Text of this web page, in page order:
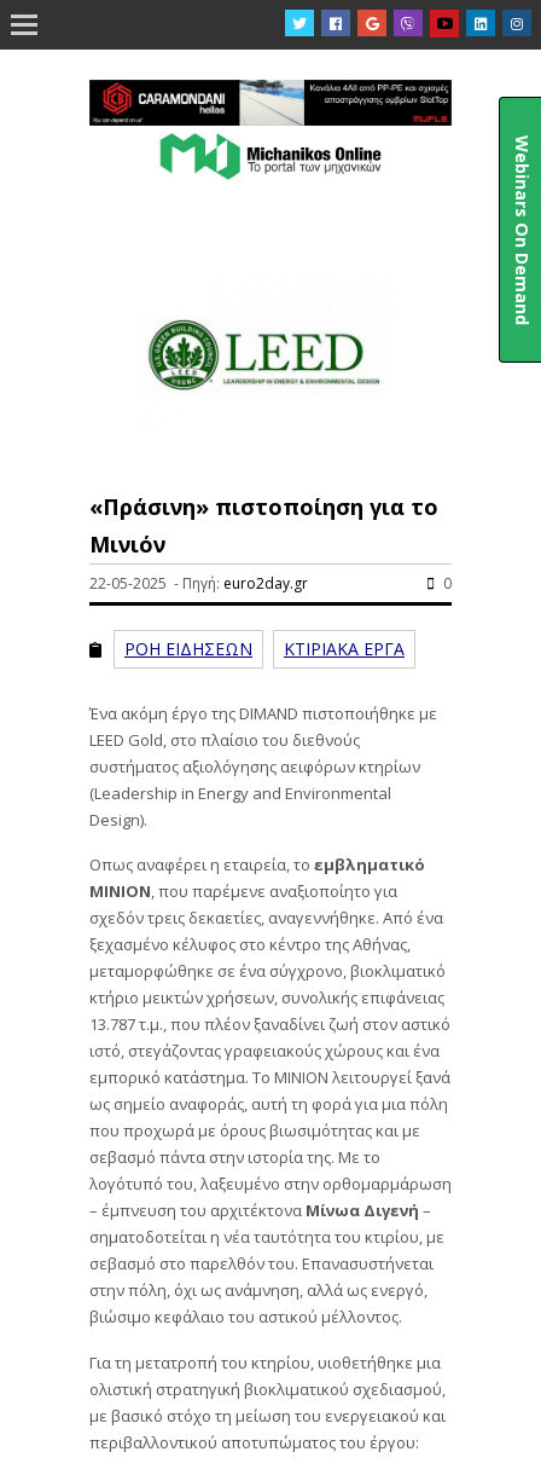

«Πράσινη» πιστοποίηση για το
Μινιόν
22-05-2025 - Πηγή: euro2day.gr 0
ΡΟΗ ΕΙΔΗΣΕΩΝ ΚΤΙΡΙΑΚΑ ΕΡΓΑ
Ένα ακόμη έργο της DIMAND πιστοποιήθηκε με
LEED Gold, στο πλαίσιο του διεθνούς
συστήματος αξιολόγησης αειφόρων κτηρίων
(Leadership in Energy and Environmental
Design).
Οπως αναφέρει η εταιρεία, το εμβληματικό
ΜΙΝΙΟΝ, που παρέμενε αναξιοποίητο για
σχεδόν τρεις δεκαετίες, αναγεννήθηκε. Από ένα
ξεχασμένο κέλυφος στο κέντρο της Αθήνας,
μεταμορφώθηκε σε ένα σύγχρονο, βιοκλιματικό
κτήριο μεικτών χρήσεων, συνολικής επιφάνειας
13.787 τ.μ., που πλέον ξαναδίνει ζωή στον αστικό
ιστό, στεγάζοντας γραφειακούς χώρους και ένα
εμπορικό κατάστημα. Το ΜΙΝΙΟΝ λειτουργεί ξανά
ως σημείο αναφοράς, αυτή τη φορά για μια πόλη
που προχωρά με όρους βιωσιμότητας και με
σεβασμό πάντα στην ιστορία της. Με το
λογότυπό του, λαξευμένο στην ορθομαρμάρωση
– έμπνευση του αρχιτέκτονα Μίνωα Διγενή –
σηματοδοτείται η νέα ταυτότητα του κτιρίου, με
σεβασμό στο παρελθόν του. Επανασυστήνεται
στην πόλη, όχι ως ανάμνηση, αλλά ως ενεργό,
βιώσιμο κεφάλαιο του αστικού μέλλοντος.
Για τη μετατροπή του κτηρίου, υιοθετήθηκε μια
ολιστική στρατηγική βιοκλιματικού σχεδιασμού,
με βασικό στόχο τη μείωση του ενεργειακού και
περιβαλλοντικού αποτυπώματος του έργου:
Webinars On Demand